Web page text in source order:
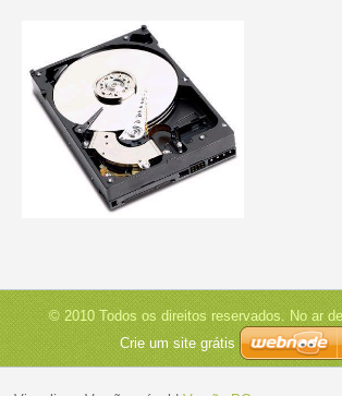
© 2010 Todos os direitos reservados. No ar
Crie um site grátis